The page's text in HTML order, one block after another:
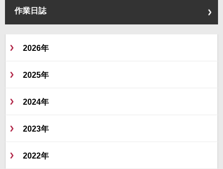
作業日誌
2026年
2025年
2024年
2023年
2022年